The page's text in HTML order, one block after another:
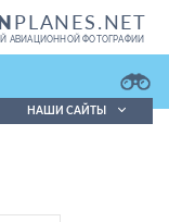
PLANES.NET
АВИАЦИОННОЙ ФОТОГРАФИИ
НАШИ САЙТЫ